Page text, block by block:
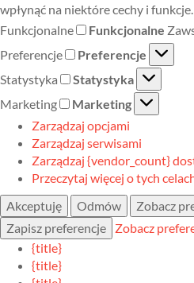
wpłynąć na niektóre cechy i funkcje.
Funkcjonalne
Funkcjonalne
Preferencje
Preferencje
Statystyka
Statystyka
Marketing
Marketing
Zarządzaj opcjami
Zarządzaj serwisami
Zarządzaj {vendor_count}
Przeczytaj więcej o tych
Akceptuję
Odmów
Zobacz
Zapisz preferencje
Zobacz
{title}
{title}